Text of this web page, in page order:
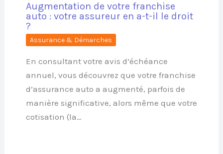
Augmentation de votre franchise
auto : votre assureur en a-t-il le droit
?
Assurance & Démarches
En consultant votre avis d’échéance
annuel, vous découvrez que votre franchise
d’assurance auto a augmenté, parfois de
manière significative, alors même que votre
cotisation (la…